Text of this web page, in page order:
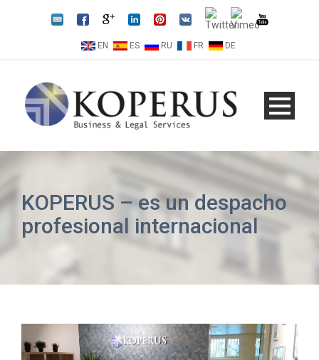
EN ES RU FR DE
KOPERUS – es un despacho
profesional internacional